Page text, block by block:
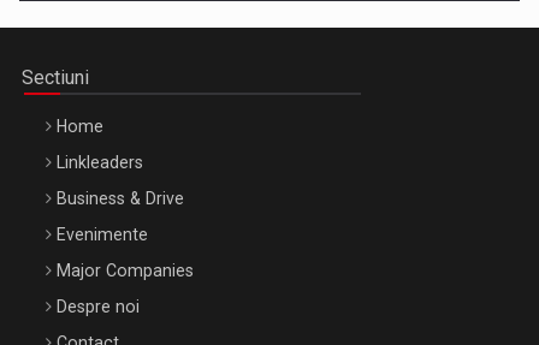
Be Inspired. Make it Happen!, ARTEMIS LETO, ORADEA, 8
Octombrie
Sectiuni
Home
Linkleaders
Business & Drive
Evenimente
Major Companies
Despre noi